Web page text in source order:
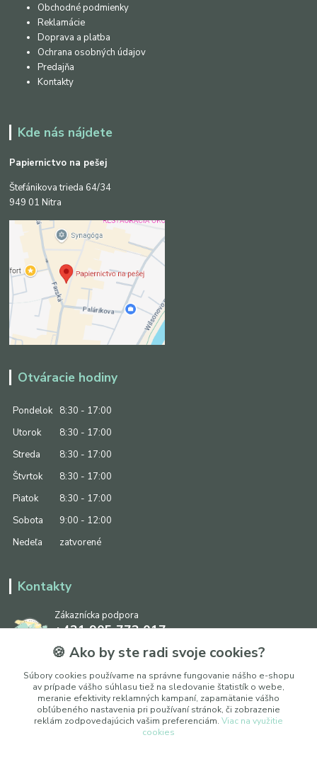
Obchodné podmienky
Reklamácie
Doprava a platba
Ochrana osobných údajov
Predajňa
Kontakty
Kde nás nájdete
Papiernictvo na pešej
Štefánikova trieda 64/34
949 01 Nitra
Otváracie hodiny
Pondelok
8:30 - 17:00
Utorok
8:30 - 17:00
Streda
8:30 - 17:00
Štvrtok
8:30 - 17:00
Piatok
8:30 - 17:00
Sobota
9:00 - 12:00
Nedeľa
zatvorené
Kontakty
Zákaznícka podpora
+421 905 773 017
(Po-Pia, 8:30 - 17:00, So: 9:00 - 12:00)
info@ipapier.sk
🍪 Ako by ste radi svoje cookies?
Súbory cookies používame na správne fungovanie nášho e-shopu
av prípade vášho súhlasu tiež na sledovanie štatistík o webe,
meranie efektivity reklamných kampaní, zapamätanie vášho
obľúbeného nastavenia pri používaní stránok, či zobrazenie
reklám zodpovedajúcich vašim preferenciám. Viac na využitie
cookies